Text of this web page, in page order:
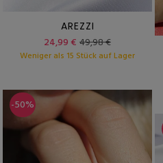
AREZZI
24,99 € 49,98 €
Weniger als 15 Stück auf Lager
-50%